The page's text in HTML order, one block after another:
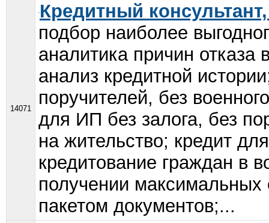
14071
Кредитный
подбор наиболее
аналитика причин отказа
анализ кредитной
поручителей, без
для ИП без залога, без
на жительство; кредит
кредитование граждан в
получении
пакетом документов;...